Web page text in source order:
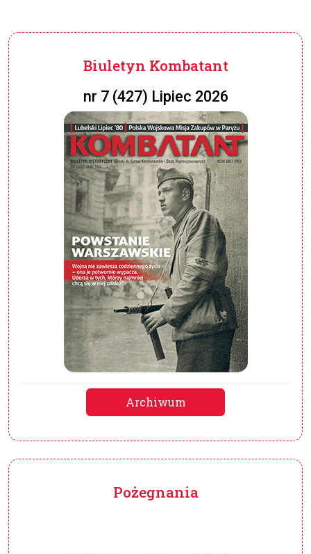
Biuletyn Kombatant
nr 7 (427) Lipiec 2026
Archiwum
Pożegnania